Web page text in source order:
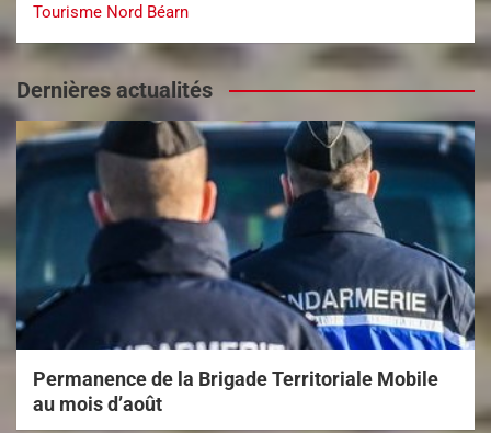
Tourisme Nord Béarn
Dernières actualités
Permanence de la Brigade Territoriale Mobile
au mois d’août